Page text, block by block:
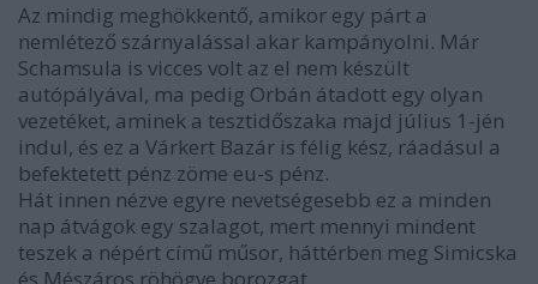
Az mindig meghökkentő, amikor egy párt a
nemlétező szárnyalással akar kampányolni. Már
Schamsula is vicces volt az el nem készült
autópályával, ma pedig Orbán átadott egy olyan
vezetéket, aminek a tesztidőszaka majd július 1-jén
indul, és ez a Várkert Bazár is félig kész, ráadásul a
befektetett pénz zöme eu-s pénz.
Hát innen nézve egyre nevetségesebb ez a minden
nap átvágok egy szalagot, mert mennyi mindent
teszek a népért című műsor, háttérben meg Simicska